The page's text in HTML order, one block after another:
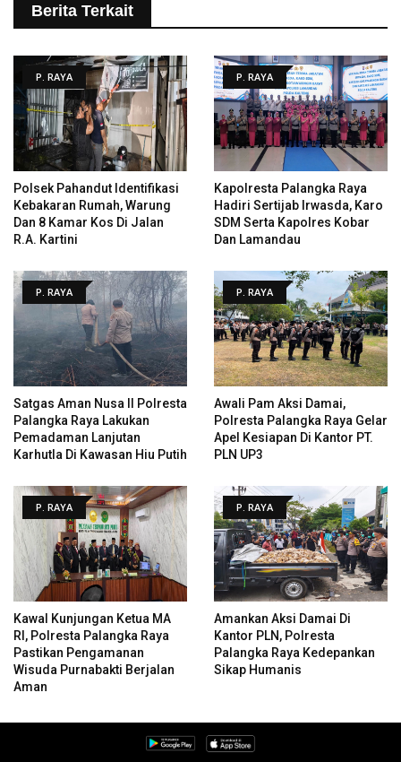
Berita Terkait
P. RAYA
Polsek Pahandut Identifikasi
Kebakaran Rumah, Warung
Dan 8 Kamar Kos Di Jalan
R.A. Kartini
P. RAYA
Kapolresta Palangka Raya
Hadiri Sertijab Irwasda, Karo
SDM Serta Kapolres Kobar
Dan Lamandau
P. RAYA
Satgas Aman Nusa II Polresta
Palangka Raya Lakukan
Pemadaman Lanjutan
Karhutla Di Kawasan Hiu Putih
P. RAYA
Awali Pam Aksi Damai,
Polresta Palangka Raya Gelar
Apel Kesiapan Di Kantor PT.
PLN UP3
P. RAYA
Kawal Kunjungan Ketua MA
RI, Polresta Palangka Raya
Pastikan Pengamanan
Wisuda Purnabakti Berjalan
Aman
P. RAYA
Amankan Aksi Damai Di
Kantor PLN, Polresta
Palangka Raya Kedepankan
Sikap Humanis